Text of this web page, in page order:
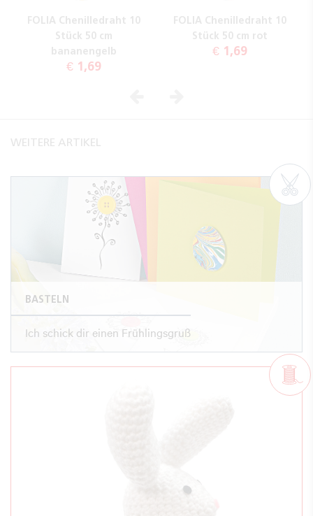
FOLIA Chenilledraht 10
Stück 50 cm
bananengelb
€ 1,69
FOLIA Chenilledraht 10
Stück 50 cm rot
€ 1,69
WEITERE ARTIKEL
BASTELN
Ich schick dir einen Frühlingsgruß